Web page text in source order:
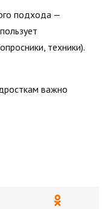
подхода —
техники).
важно